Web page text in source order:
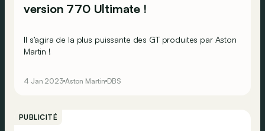
version 770 Ultimate !
Il s’agira de la plus puissante des GT produites par Aston
Martin !
4 Jan 2023 Aston Martin DBS
PUBLICITÉ